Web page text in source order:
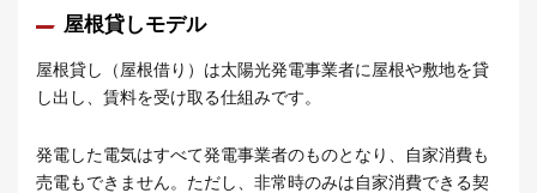
屋根貸しモデル
屋根貸し（屋根借り）は太陽光発電事業者に屋根や敷地を貸
し出し、賃料を受け取る仕組みです。
発電した電気はすべて発電事業者のものとなり、自家消費も
売電もできません。ただし、非常時のみは自家消費できる契